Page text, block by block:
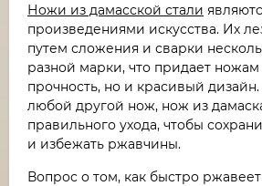
Ножи из дамасской стали
произведениями искусства. Их
путем сложения и сварки
разной марки, что придает ножам
прочность, но и красивый
любой другой нож, нож из
правильного ухода, чтобы
и избежать ржавчины.
Вопрос о том, как быстро